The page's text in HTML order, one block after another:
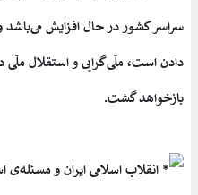
سراسر کشور در حال افزایش می‌باشد و
دادن است، ملّی‌گرایی و استقلال ملّی
بازخواهد گشت.
انقلاب اسلامی ایران و مسئله‌ی